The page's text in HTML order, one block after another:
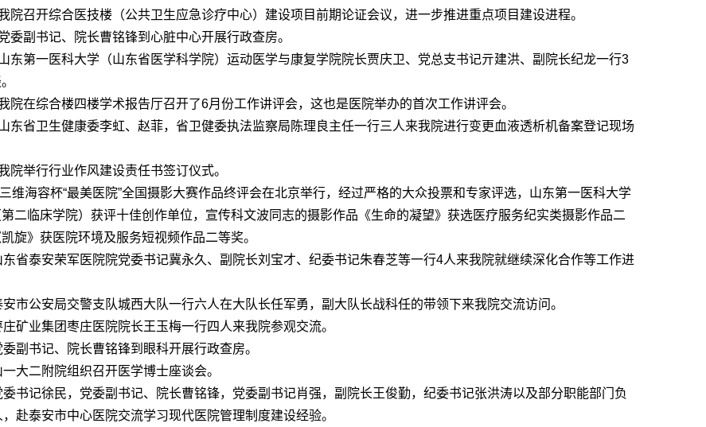
院召开综合医技楼（公共卫生应急诊疗中心）建设项目前期论证会议，进一步推进重点项目建设进程。
委副书记、院长曹铭锋到心脏中心开展行政查房。
东第一医科大学（山东省医学科学院）运动医学与康复学院院长贾庆卫、党总支书记亓建洪、副院长纪龙一行3
院在综合楼四楼学术报告厅召开了6月份工作讲评会，这也是医院举办的首次工作讲评会。
东省卫生健康委李虹、赵菲，省卫健委执法监察局陈理良主任一行三人来我院进行变更血液透析机备案登记现场
院举行行业作风建设责任书签订仪式。
维海容杯“最美医院”全国摄影大赛作品终评会在北京举行，经过严格的大众投票和专家评选，山东第一医科大学
第二临床学院） 获评十佳创作单位，宣传科文波同志的摄影作品《生命的凝望》获选医疗服务纪实类摄影作品二
旋》获医院环境及服务短视频作品二等奖。
省泰安荣军医院院党委书记冀永久、副院长刘宝才、纪委书记朱春芝等一行4人来我院就继续深化合作等工作进
市公安局交警支队城西大队一行六人在大队长任军勇，副大队长战科任的带领下来我院交流访问。
矿业集团枣庄医院院长王玉梅一行四人来我院参观交流。
副书记、院长曹铭锋到眼科开展行政查房。
大二附院组织召开医学博士座谈会。
书记徐民，党委副书记、院长曹铭锋，党委副书记肖强，副院长王俊勤，纪委书记张洪涛以及部分职能部门负
赴泰安市中心医院交流学习现代医院管理制度建设经验。